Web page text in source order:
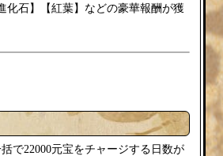
化石】【紅葉】などの豪華報酬が獲
で22000元宝をチャージする日数が